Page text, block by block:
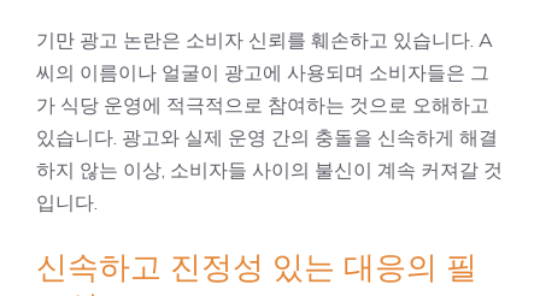
기만 광고 논란은 소비자 신뢰를 훼손하고 있습니다. A
씨의 이름이나 얼굴이 광고에 사용되며 소비자들은 그
가 식당 운영에 적극적으로 참여하는 것으로 오해하고
있습니다. 광고와 실제 운영 간의 충돌을 신속하게 해결
하지 않는 이상, 소비자들 사이의 불신이 계속 커져갈 것
입니다.
신속하고 진정성 있는 대응의 필